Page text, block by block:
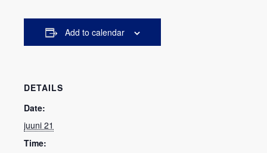
Add to calendar
DETAILS
Date:
juuni 21
Time: